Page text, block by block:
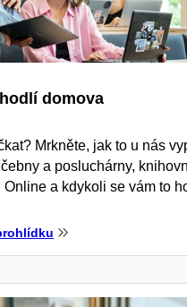
domova
Mrkněte, jak to u nás
a posluchárny,
a kdykoli se vám to